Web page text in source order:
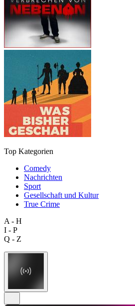
Top Kategorien
Comedy
Nachrichten
Sport
Gesellschaft und Kultur
True Crime
A - H
I - P
Q - Z